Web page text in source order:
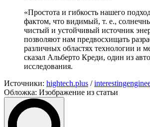
«Простота и гибкость нашего
фактом, что видимый, т. е.,
чистый и устойчивый источник
позволяют нам предвосхищать
различных областях технологии и
сказал Альберто Креди, один из
исследования.
Источники: hightech.plus /
Обложка: Изображение из статьи